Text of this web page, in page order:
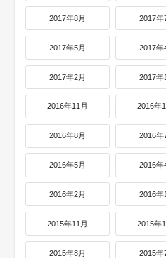
2017年8月 2017年
2017年5月 2017年
2017年2月 2017年
2016年11月 2016年
2016年8月 2016年
2016年5月 2016年
2016年2月 2016年
2015年11月 2015年
2015年8月 2015年